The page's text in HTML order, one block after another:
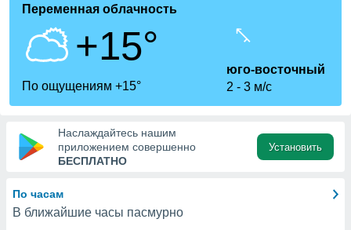
Вы можете
к этому
доступ
Переменная облачность
+15°
По ощущениям +15°
юго-восточный
2
3 м/с
Наслаждайтесь нашим
приложением совершенно
БЕСПЛАТНО
Установить
По часам
В ближайшие часы пасмурно